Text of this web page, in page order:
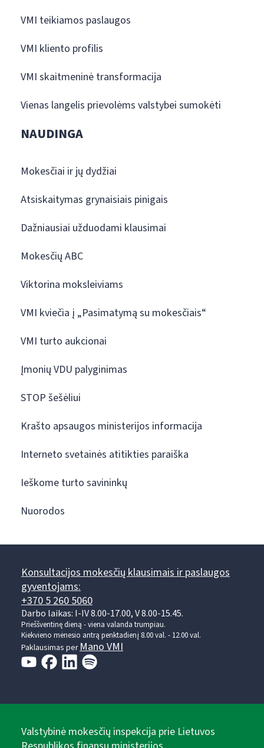
VMI teikiamos paslaugos
VMI kliento profilis
VMI skaitmeninė transformacija
Vienas langelis prievolėms valstybei sumokėti
NAUDINGA
Mokesčiai ir jų dydžiai
Atsiskaitymas grynaisiais pinigais
Dažniausiai užduodami klausimai
Mokesčių ABC
Viktorina moksleiviams
VMI kviečia į „Pasimatymą su mokesčiais“
VMI turto aukcionai
Įmonių VDU palyginimas
STOP šešėliui
Krašto apsaugos ministerijos informacija
Interneto svetainės atitikties paraiška
Ieškome turto savininkų
Nuorodos
Konsultacijos mokesčių klausimais ir paslaugos
gyventojams:
+370 5 260 5060
Darbo laikas: I-IV 8.00-17.00, V 8.00-15.45.
Prieššventinę dieną - viena valanda trumpiau.
Kiekvieno mėnesio antrą penktadienį 8.00 val. - 12.00 val.
Paklausimas perMano VMI
Valstybinė mokesčių inspekcija prie Lietuvos